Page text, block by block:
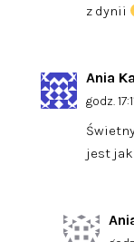
z dynii
Ania
godz.
jest